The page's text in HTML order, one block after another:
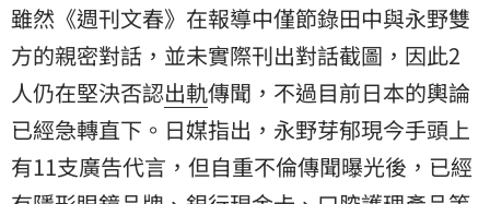
雖然《週刊文春》在報導中僅節錄田中與永野雙
方的親密對話，並未實際刊出對話截圖，因此2
人仍在堅決否認出軌傳聞，不過目前日本的輿論
已經急轉直下。日媒指出，永野芽郁現今手頭上
有11支廣告代言，但自重不倫傳聞曝光後，已經